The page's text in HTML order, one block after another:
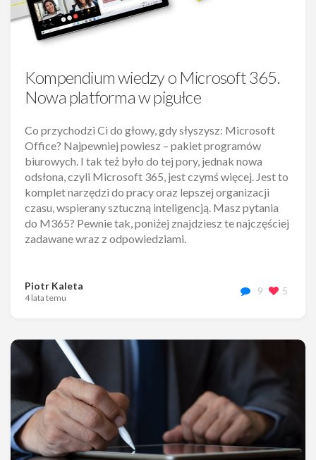
Kompendium wiedzy o Microsoft 365.
Nowa platforma w pigułce
Co przychodzi Ci do głowy, gdy słyszysz: Microsoft
Office? Najpewniej powiesz – pakiet programów
biurowych. I tak też było do tej pory, jednak nowa
odsłona, czyli Microsoft 365, jest czymś więcej. Jest to
komplet narzędzi do pracy oraz lepszej organizacji
czasu, wspierany sztuczną inteligencją. Masz pytania
do M365? Pewnie tak, poniżej znajdziesz te najczęściej
zadawane wraz z odpowiedziami.
Piotr Kaleta
4 lata temu
9 5